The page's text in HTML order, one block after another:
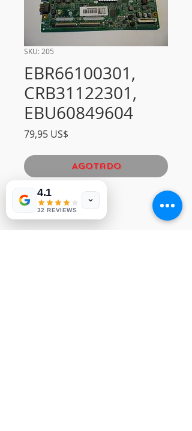
SKU: 205
EBR66100301,
CRB31122301,
EBU60849604
79,95 US$
Agotado
LG PCB ASSEMBLY
NVP 206
4.1
32 REVIEWS